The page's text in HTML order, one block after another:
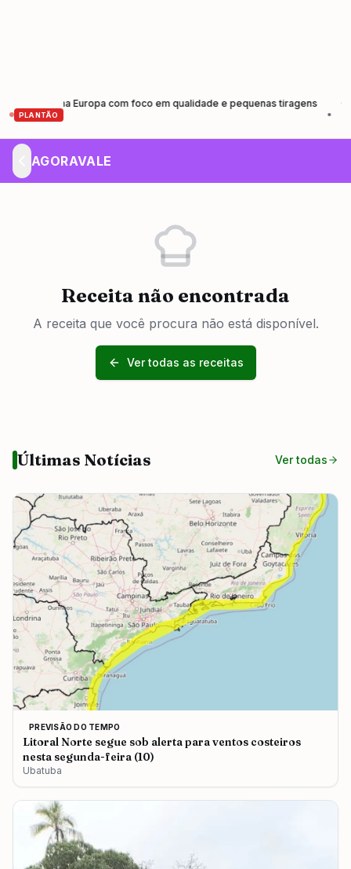
PLANTÃO
na Europa com foco em qualidade e pequenas tiragens
Caminhão
AGORAVALE
Receita não encontrada
A receita que você procura não está disponível.
Ver todas as receitas
Últimas Notícias Ver todas
PREVISÃO DO TEMPO
Litoral Norte segue sob alerta para ventos costeiros
nesta segunda-feira (10)
Ubatuba